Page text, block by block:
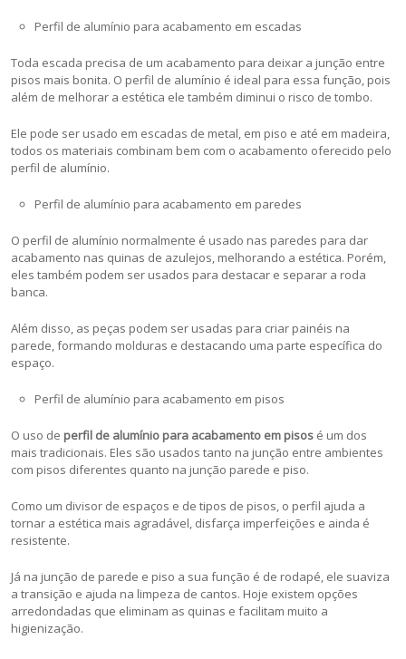
Perfil de alumínio para acabamento em escadas
Toda escada precisa de um acabamento para deixar a junção entre
pisos mais bonita. O perfil de alumínio é ideal para essa função, pois
além de melhorar a estética ele também diminui o risco de tombo.
Ele pode ser usado em escadas de metal, em piso e até em madeira,
todos os materiais combinam bem com o acabamento oferecido pelo
perfil de alumínio.
Perfil de alumínio para acabamento em paredes
O perfil de alumínio normalmente é usado nas paredes para dar
acabamento nas quinas de azulejos, melhorando a estética. Porém,
eles também podem ser usados para destacar e separar a roda
banca.
Além disso, as peças podem ser usadas para criar painéis na
parede, formando molduras e destacando uma parte específica do
espaço.
Perfil de alumínio para acabamento em pisos
O uso de perfil de alumínio para acabamento em pisos é um dos
mais tradicionais. Eles são usados tanto na junção entre ambientes
com pisos diferentes quanto na junção parede e piso.
Como um divisor de espaços e de tipos de pisos, o perfil ajuda a
tornar a estética mais agradável, disfarça imperfeições e ainda é
resistente.
Já na junção de parede e piso a sua função é de rodapé, ele suaviza
a transição e ajuda na limpeza de cantos. Hoje existem opções
arredondadas que eliminam as quinas e facilitam muito a
higienização.